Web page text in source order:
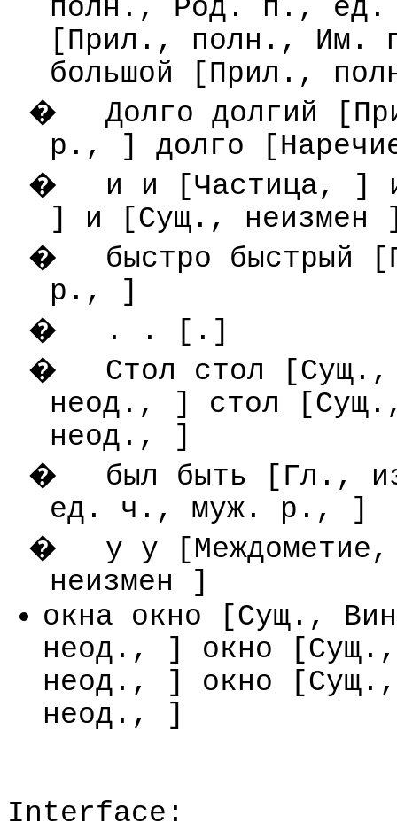
полн., Род. п.,
[Прил., полн.,
большой [Прил.,
�
Долго долгий
р., ] долго
�
и и [Частица, ]
] и [Сущ., неизмен
�
быстро
р., ]
� . . [.]
�
Стол стол
неод., ] стол
неод., ]
�
был быть [Гл.,
ед. ч., муж. р., ]
�
у у
неизмен ]
окна окно [Сущ.,
неод., ] окно
неод., ] окно
неод., ]
Interface: